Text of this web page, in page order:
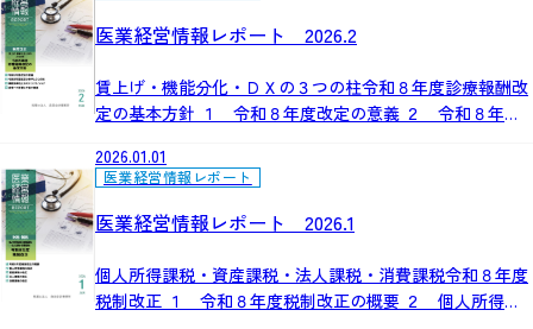
医業経営情報レポート 2026.2
賃上げ・機能分化・ＤＸの３つの柱令和８年度診療報酬改
定の基本方針 １ 令和８年度改定の意義 ２ 令和８年度
シェア ４ 患者への影響と今後の展望
2026.01.01
医業経営情報レポート
医業経営情報レポート 2026.1
個人所得課税・資産課税・法人課税・消費課税令和８年度
税制改正 １ 令和８年度税制改正の概要 ２ 個人所得課